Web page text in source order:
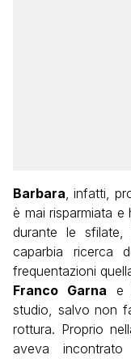
Barbara , infatti,
è mai risparmiata
durante le
caparbia ricerca
frequentazioni
Franco Garna e
studio, salvo non
rottura. Proprio
aveva